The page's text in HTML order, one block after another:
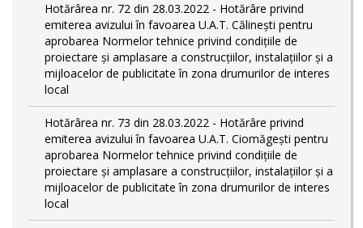
Hotărârea nr. 72 din 28.03.2022 - Hotărâre privind
emiterea avizului în favoarea U.A.T. Călinești pentru
aprobarea Normelor tehnice privind condiţiile de
proiectare şi amplasare a construcţiilor, instalaţiilor şi a
mijloacelor de publicitate în zona drumurilor de interes
local
Hotărârea nr. 73 din 28.03.2022 - Hotărâre privind
emiterea avizului în favoarea U.A.T. Ciomăgești pentru
aprobarea Normelor tehnice privind condiţiile de
proiectare şi amplasare a construcţiilor, instalaţiilor şi a
mijloacelor de publicitate în zona drumurilor de interes
local